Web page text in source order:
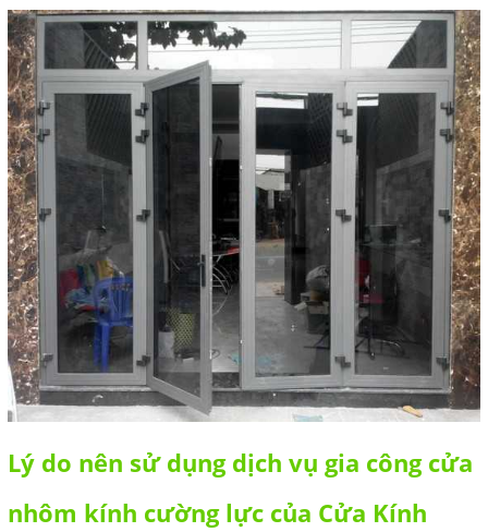
Lý do nên sử dụng dịch vụ gia công cửa
nhôm kính cường lực của Cửa Kính